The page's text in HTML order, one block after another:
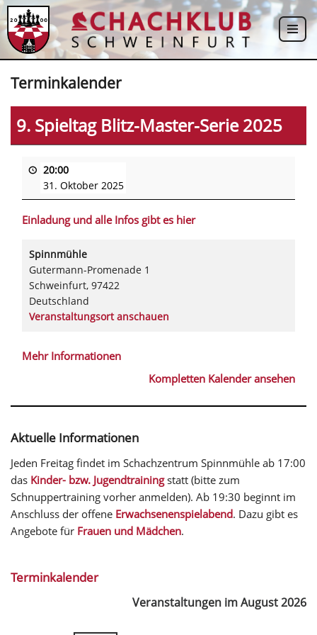
Zum
Inhalt
Terminkalender
9. Spieltag Blitz-Master-Serie 2025
20:00
31. Oktober 2025
Einladung und alle Infos gibt es hier
Spinnmühle
Gutermann-Promenade 1
Schweinfurt, 97422
Deutschland
Veranstaltungsort anschauen
Mehr Informationen
Kompletten Kalender ansehen
Aktuelle Informationen
Jeden Freitag findet im Schachzentrum Spinnmühle ab 17:00
das Kinder- bzw. Jugendtrainingstatt (bitte zum
Schnuppertraining vorher anmelden). Ab 19:30 beginnt im
Anschluss der offene Erwachsenenspielabend. Dazu gibt es
Angebote für Frauen und Mädchen.
Terminkalender
Veranstaltungen im August 2026